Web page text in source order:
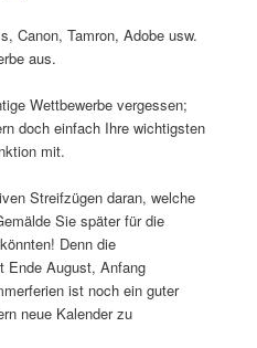
Canon, Tamron, Adobe usw.
aus.
Wettbewerbe vergessen;
doch einfach Ihre wichtigsten
mit.
Streifzügen daran, welche
Sie später für die
Denn die
Ende August, Anfang
ist noch ein guter
neue Kalender zu